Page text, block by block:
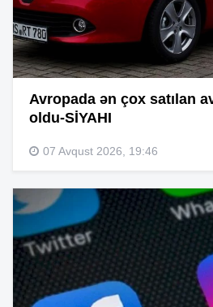
Avropada ən çox satılan
oldu-SİYAHI
07 Avqust 2026, 19:46